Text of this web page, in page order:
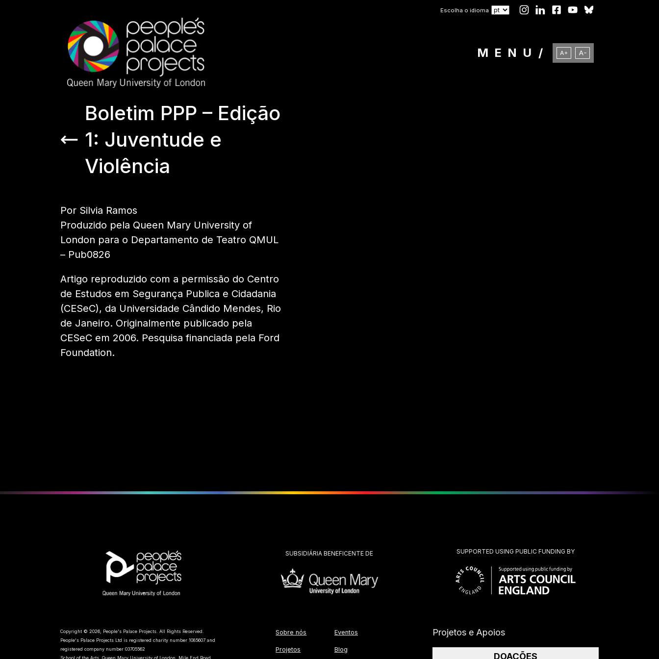
Escolha o idioma
MENU
Boletim PPP – Edição
1: Juventude e
Violência
Por Silvia Ramos
Produzido pela Queen Mary University of
London para o Departamento de Teatro QMUL
– Pub0826
Artigo reproduzido com a permissão do Centro
de Estudos em Segurança Publica e Cidadania
(CESeC), da Universidade Cândido Mendes, Rio
de Janeiro. Originalmente publicado pela
CESeC em 2006. Pesquisa financiada pela Ford
Foundation.
SUBSIDIÁRIA BENEFICENTE DE SUPPORTED USING PUBLIC FUNDING BY
Copyright © 2026, People's Palace Projects. All Rights Reserved.
People's Palace Projects Ltd is registered charity number 1085607 and
registered company number 03705562
School of the Arts, Queen Mary University of London, Mile End Road,
Sobre nós
Projetos
Eventos
Blog
Projetos e Apoios
DOAÇÕES